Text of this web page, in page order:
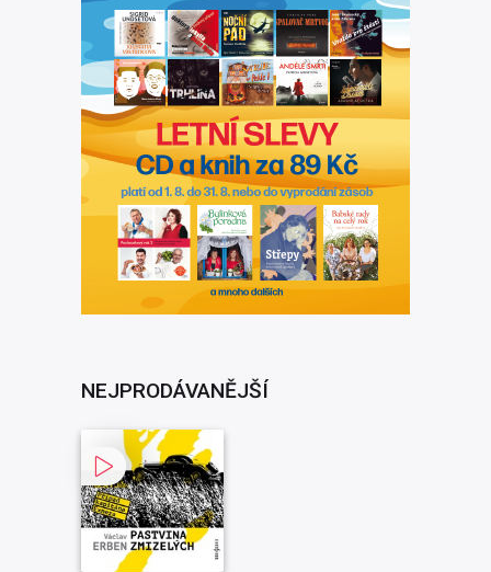
NEJPRODÁVANĚJŠÍ